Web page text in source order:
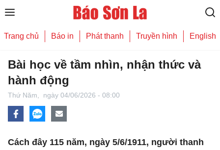
Trang chủ Báo in Phát thanh Truyền hình English
Bài học về tầm nhìn, nhận thức và
hành động
Thứ Năm, ngày 04/06/2026 - 08:00
Cách đây 115 năm, ngày 5/6/1911, người thanh